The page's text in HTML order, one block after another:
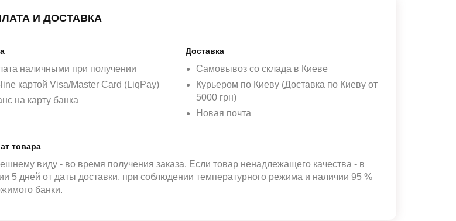
И ДОСТАВКА
наличными при получении
картой Visa/Master Card (LiqPay)
на карту банка
Доставка
Самовывоз со склада в Киеве
Курьером по Киеву (Доставка по Киеву от
5000 грн)
Новая почта
товара
виду - во время получения заказа. Если товар ненадлежащего качества - в
5 дней от даты доставки, при соблюдении температурного режима и наличии 95 %
банки.